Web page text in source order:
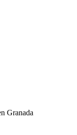
Granada